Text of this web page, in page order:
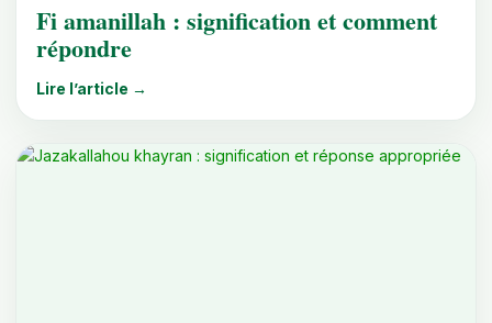
Fi amanillah : signification et comment
répondre
Lire l’article →